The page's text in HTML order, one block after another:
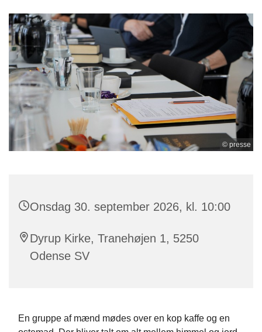
© presse
Onsdag 30. september 2026, kl. 10:00
Dyrup Kirke, Tranehøjen 1, 5250
Odense SV
En gruppe af mænd mødes over en kop kaffe og en